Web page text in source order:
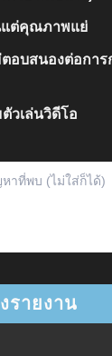
แต่คุณภาพแย่
ตอบสนองต่อกา
วเล่นวิดีโอ